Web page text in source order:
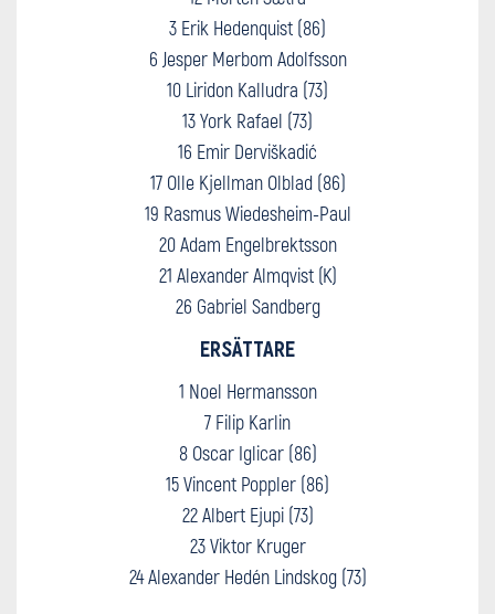
3 Erik Hedenquist (86)
6 Jesper Merbom Adolfsson
10 Liridon Kalludra (73)
13 York Rafael (73)
16 Emir Derviškadić
17 Olle Kjellman Olblad (86)
19 Rasmus Wiedesheim-Paul
20 Adam Engelbrektsson
21 Alexander Almqvist (K)
26 Gabriel Sandberg
ERSÄTTARE
1 Noel Hermansson
7 Filip Karlin
8 Oscar Iglicar (86)
15 Vincent Poppler (86)
22 Albert Ejupi (73)
23 Viktor Kruger
24 Alexander Hedén Lindskog (73)